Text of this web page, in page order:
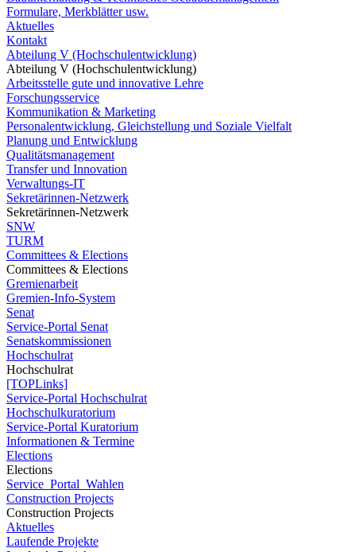
Formulare, Merkblätter usw.
Aktuelles
Kontakt
Abteilung V (Hochschulentwicklung)
Abteilung V (Hochschulentwicklung)
Arbeitsstelle gute und innovative Lehre
Forschungsservice
Kommunikation & Marketing
Personalentwicklung, Gleichstellung und Soziale Vielfalt
Planung und Entwicklung
Qualitätsmanagement
Transfer und Innovation
Verwaltungs-IT
Sekretärinnen-Netzwerk
Sekretärinnen-Netzwerk
SNW
TURM
Committees & Elections
Committees & Elections
Gremienarbeit
Gremien-Info-System
Senat
Service-Portal Senat
Senatskommissionen
Hochschulrat
Hochschulrat
[TOPLinks]
Service-Portal Hochschulrat
Hochschulkuratorium
Service-Portal Kuratorium
Informationen & Termine
Elections
Elections
Service_Portal_Wahlen
Construction Projects
Construction Projects
Aktuelles
Laufende Projekte